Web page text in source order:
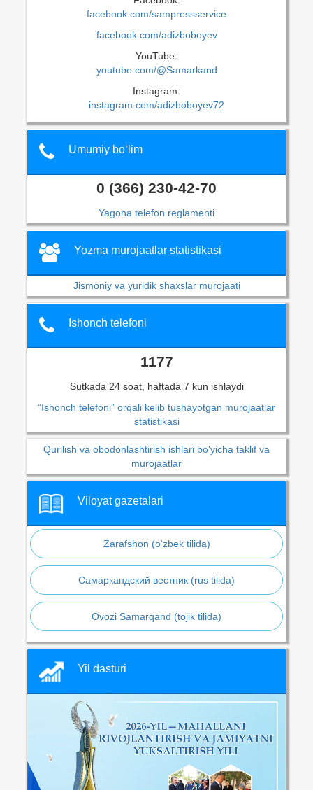
facebook.com/sampressservice
facebook.com/adizboboyev
YouTube:
youtube.com/@Samarkand
Instagram:
instagram.com/adizboboyev72
Umumiy bo‘lim
0 (366) 230-42-70
Yagona telefon reglamenti
Yozma murojaatlar statistikasi
Jismoniy va yuridik shaxslar murojaati
Ishonch telefoni
1177
Sutkada 24 soat, haftada 7 kun ishlaydi
“Ishonch telefoni” orqali kelib tushayotgan murojaatlar
statistikasi
Qurilish va obodonlashtirish ishlari bo‘yicha taklif va
murojaatlar
Viloyat gazetalari
Zarafshon (o‘zbek tilida)
Самаркандский вестник (rus tilida)
Ovozi Samarqand (tojik tilida)
Yil dasturi